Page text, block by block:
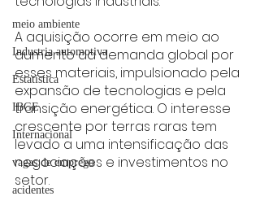
meio ambiente
Industria automotiva
Estatística
IBGE
Internacional
vagas de emprego
acidentes
A aquisição ocorre em meio ao
aumento da demanda global por
esses materiais, impulsionado pela
expansão de tecnologias e pela
transição energética. O interesse
crescente por terras raras tem
levado a uma intensificação das
negociações e investimentos no
setor.